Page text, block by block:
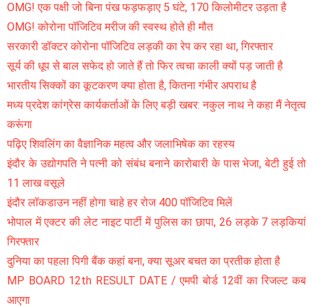
OMG! एक पक्षी जो बिना पंख फड़फड़ाए 5 घंटे, 170 किलोमीटर उड़ता है
OMG! कोरोना पॉजिटिव मरीज की स्वस्थ होते ही मौत
सरकारी डॉक्टर कोरोना पॉजिटिव लड़की का रेप कर रहा था, गिरफ्तार
सूर्य की धूप से बाल सफेद हो जाते हैं तो फिर त्वचा काली क्यों पड़ जाती है
भारतीय सिक्कों का कूटकरण क्या होता है, कितना गंभीर अपराध है
मध्य प्रदेश कांग्रेस कार्यकर्ताओं के लिए बड़ी खबर: नकुल नाथ ने कहा मैं नेतृत्व
करूंगा
पढ़िए शिवलिंग का वैज्ञानिक महत्व और जलाभिषेक का रहस्य
इंदौर के उद्योगपति ने पत्नी को संबंध बनाने कारोबारी के पास भेजा, बेटी हुई तो
11 लाख वसूले
इंदौर लॉकडाउन नहीं होगा चाहे हर रोज 400 पॉजिटिव मिलें
भोपाल में एक्टर की लेट नाइट पार्टी में पुलिस का छापा, 26 लड़के 7 लड़कियां
गिरफ्तार
दुनिया का पहला पिगी बैंक कहां बना, क्या सूअर बचत का प्रतीक होता है
MP BOARD 12th RESULT DATE / एमपी बोर्ड 12वीं का रिजल्ट कब
आएगा